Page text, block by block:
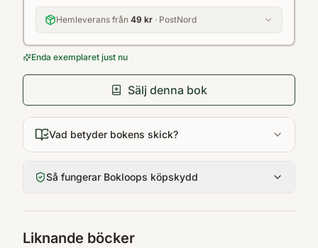
Hemleverans från 49 kr · PostNord
Enda exemplaret just nu
Sälj denna bok
Vad betyder bokens skick?
Så fungerar Bokloops köpskydd
Liknande böcker